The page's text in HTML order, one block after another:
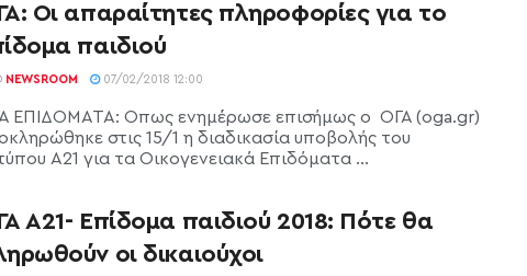
Οι απαραίτητες πληροφορίες για το
παιδιού
NEWSROOM 07/02/2018 12:00
ΕΠΙΔΟΜΑΤΑ: Όπως ενημέρωσε επισήμως ο ΟΓΑ (oga.gr)
στις 15/1 η διαδικασία υποβολής του
Α21 για τα Οικογενειακά Επιδόματα ...
Α21- Επίδομα παιδιού 2018: Πότε θα
οι δικαιούχοι